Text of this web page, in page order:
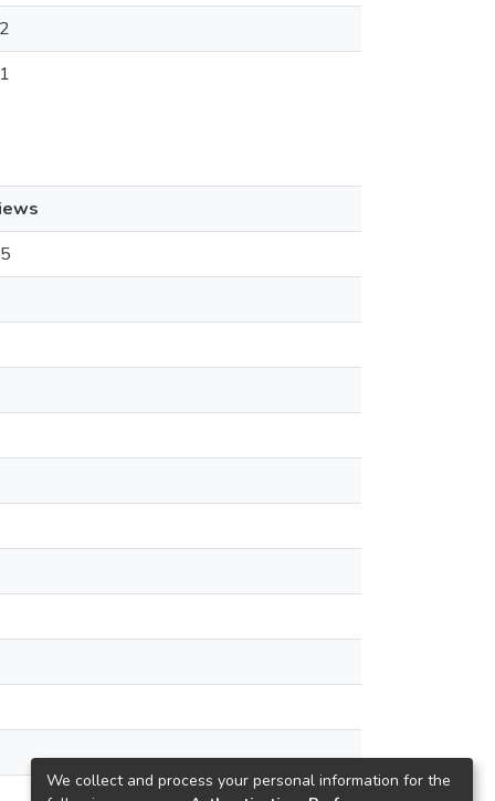
2
1
We collect and process your personal information for the